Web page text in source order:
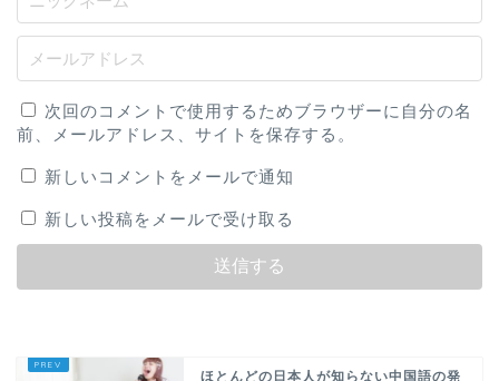
次回のコメントで使用するためブラウザーに自分の名
前、メールアドレス、サイトを保存する。
新しいコメントをメールで通知
新しい投稿をメールで受け取る
ほとんどの日本人が知らない中国語の発